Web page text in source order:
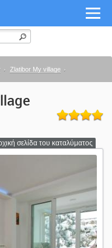
Zlatibor My village
σελίδα του καταλύματος